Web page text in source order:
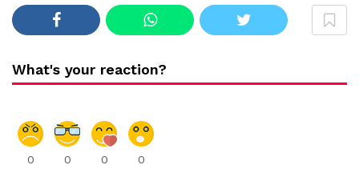
What's your reaction?
0 0 0 0